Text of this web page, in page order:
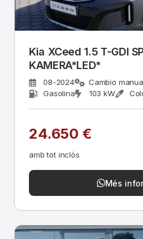
Kia XCeed 1.5 T-GDI SPIRIT *NAVI*
KAMERA*LED*
08-2024 Cambio
Gasolina
103 kW
24.650 €
amb tot inclòs
Més